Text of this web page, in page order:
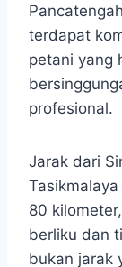
terdapat
petani yang
profesional.
Jarak dari
80
berliku dan
bukan jarak